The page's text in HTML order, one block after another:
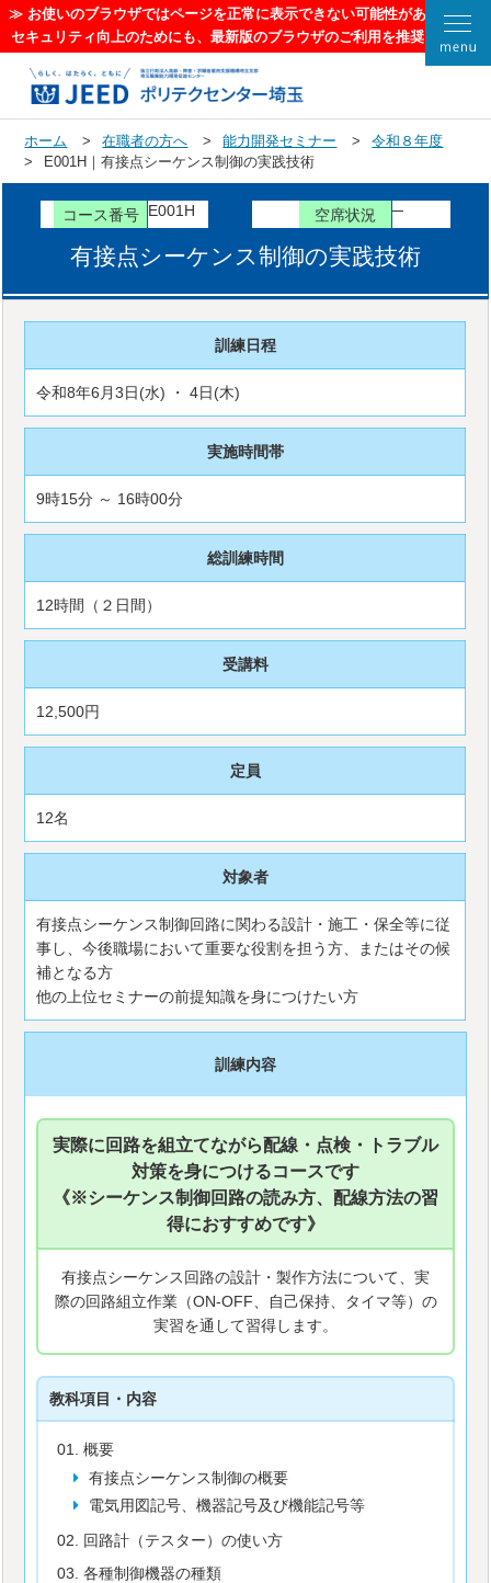
ホーム 在職者の方へ 能力開発セミナー
令和８年度
E001H｜有接点シーケンス制御の実践技術
E001H
有接点シーケンス制御の実践技術
─
訓練日程
令和8年6月3日(水) ・ 4日(木)
実施時間帯
9時15分 ～ 16時00分
総訓練時間
12時間（２日間）
受講料
12,500円
定員
12名
対象者
有接点シーケンス制御回路に関わる設計・施工・保全等に従
事し、今後職場において重要な役割を担う方、またはその候
補となる方
他の上位セミナーの前提知識を身につけたい方
訓練内容
実際に回路を組立てながら配線・点検・トラブル
対策を身につけるコースです
《※シーケンス制御回路の読み方、配線方法の習
得におすすめです》
有接点シーケンス回路の設計・製作方法について、実
際の回路組立作業（ON-OFF、自己保持、タイマ等）の
実習を通して習得します。
教科項目・内容
概要
有接点シーケンス制御の概要
電気用図記号、機器記号及び機能記号等
回路計（テスター）の使い方
各種制御機器の種類